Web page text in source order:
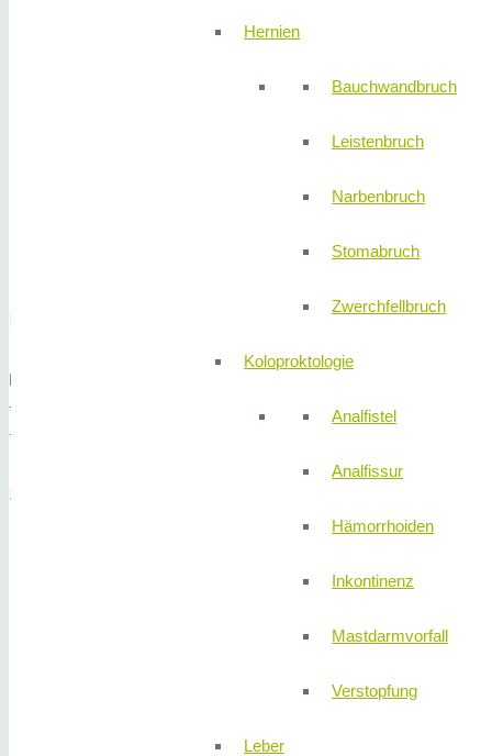
Hernien
Bauchwandbruch
Leistenbruch
Narbenbruch
Stomabruch
Zwerchfellbruch
Koloproktologie
Analfistel
Analfissur
Hämorrhoiden
Inkontinenz
Mastdarmvorfall
Verstopfung
Leber
MVZ Innere Medizin / Gastroenterologie
Eibacher Hauptstraße 52-54, 90451 Nürnberg
+49 (0) 911 / 632 15 0
+49 (0) 911 / 632 15 44
SPRECHZEITEN